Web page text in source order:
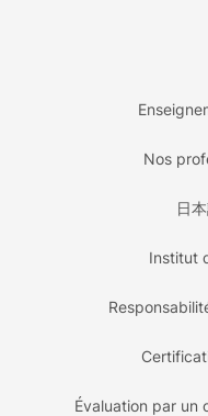
Nos
日
Institut
Évaluation par un